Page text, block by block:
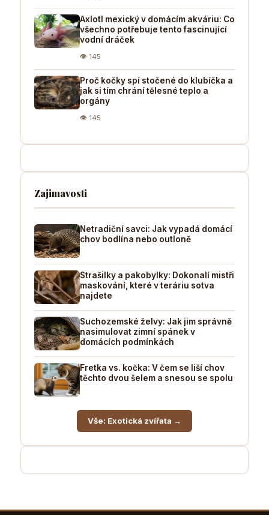
Axlotl mexický v domácím akváriu: Co
všechno potřebuje tento fascinující
vodní dráček
👁 145
Proč kočky spí stočené do klubíčka a
jak si tím chrání tělesné teplo a
orgány
👁 145
Zajimavosti
Netradiční savci: Jak vypadá domácí
chov bodlína nebo outloně
Strašilky a pakobylky: Dokonalí mistři
maskování, které v teráriu sotva
najdete
Suchozemské želvy: Jak jim správně
nasimulovat zimní spánek v
domácích podmínkách
Fretka vs. kočka: V čem se liší chov
těchto dvou šelem a snesou se spolu
Vše: Exotická zvířata →